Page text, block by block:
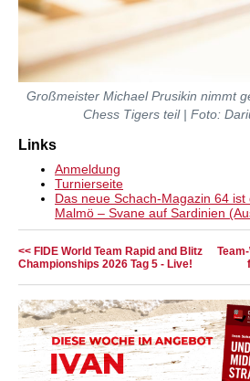
Großmeister Michael Prusikin nimmt
Chess Tigers teil | Foto:
Links
Anmeldung
Turnierseite
Das neue Schach-Magazin 64
Malmö – Svane auf Sardinien
<< FIDE World Team Rapid and Blitz
Championships 2026 Tag 5 - Live!